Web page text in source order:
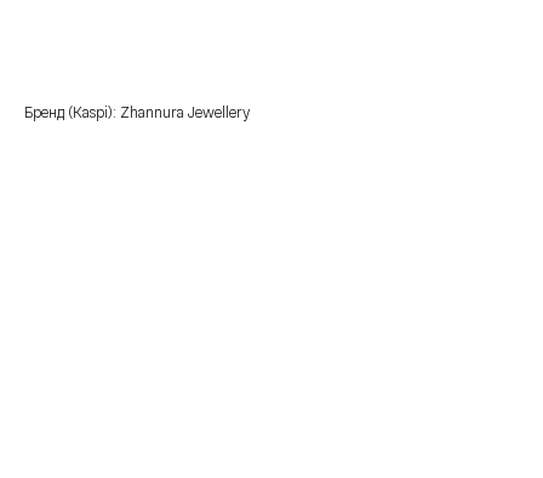
Бренд (Kaspi): Zhannura Jewellery